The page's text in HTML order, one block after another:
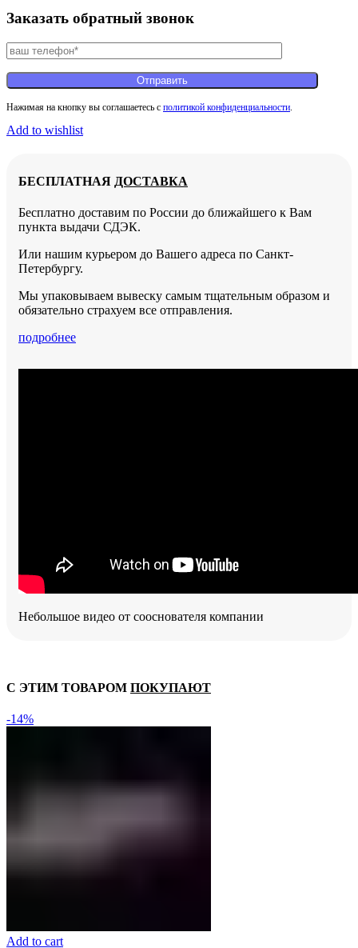
Заказать обратный звонок
Нажимая на кнопку вы соглашаетесь с политикой конфиденциальности
Add to wishlist
БЕСПЛАТНАЯ ДОСТАВКА
Бесплатно доставим по России до ближайшего к Вам
пункта выдачи СДЭК.
Или нашим курьером до Вашего адреса по Санкт-
Петербургу.
Мы упаковываем вывеску самым тщательным образом и
обязательно страхуем все отправления.
подробнее
Небольшое видео от сооснователя компании
С ЭТИМ ТОВАРОМ ПОКУПАЮТ
-14%
Add to cart